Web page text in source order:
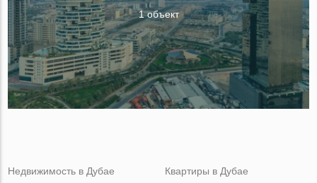
1 объект
Недвижимость в Дубае
Квартиры в Дубае